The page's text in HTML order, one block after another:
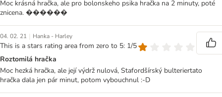
Moc krásná hračka, ale pro bolonskeho psika hračka na 2 minuty, poté
znicena. ������
04. 02. 21 | Hanka - Harley
This is a stars rating area from zero to 5: 1/5
Roztomilá hračka
Moc hezká hračka, ale její výdrž nulová, Stafordšírský bulteriertato
hračka dala jen pár minut, potom vybouchnul :-D